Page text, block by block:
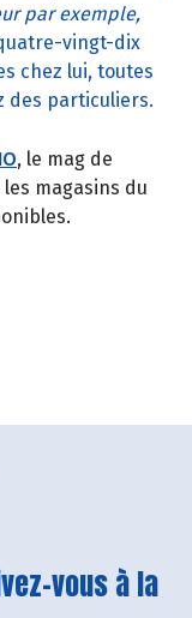
par exemple,
vingt-dix
chez lui, toutes
des particuliers.
, le mag de
magasins du
vous à la